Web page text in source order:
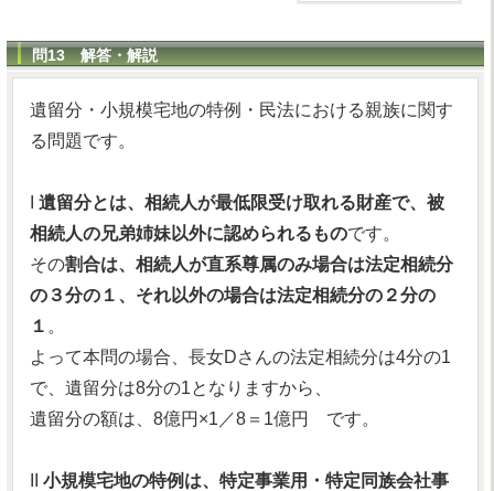
問13 解答・解説
遺留分・小規模宅地の特例・民法における親族に関す
る問題です。
遺留分とは、相続人が最低限受け取れる財産で、被
相続人の兄弟姉妹以外に認められるものです。
その割合は、相続人が直系尊属のみ場合は法定相続分
の３分の１、それ以外の場合は法定相続分の２分の
１ 。
よって本問の場合、長女Dさんの法定相続分は4分の1
で、遺留分は8分の1となりますから、
遺留分の額は、8億円×1／8＝1億円 です。
小規模宅地の特例は、特定事業用・特定同族会社事